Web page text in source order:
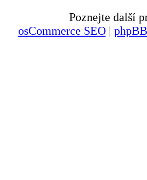
Poznejte další
osCommerce SEO|